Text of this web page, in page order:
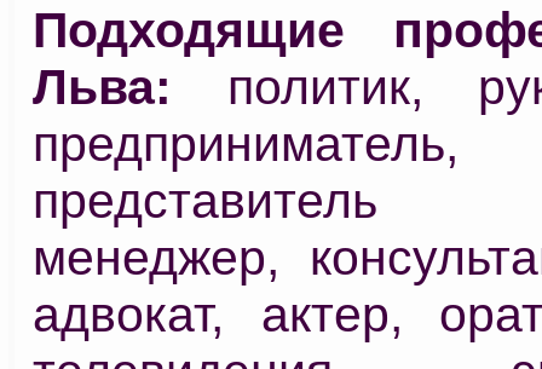
Подходящие
Льва: политик,
предприниматель,
менеджер,
адвокат, актер,